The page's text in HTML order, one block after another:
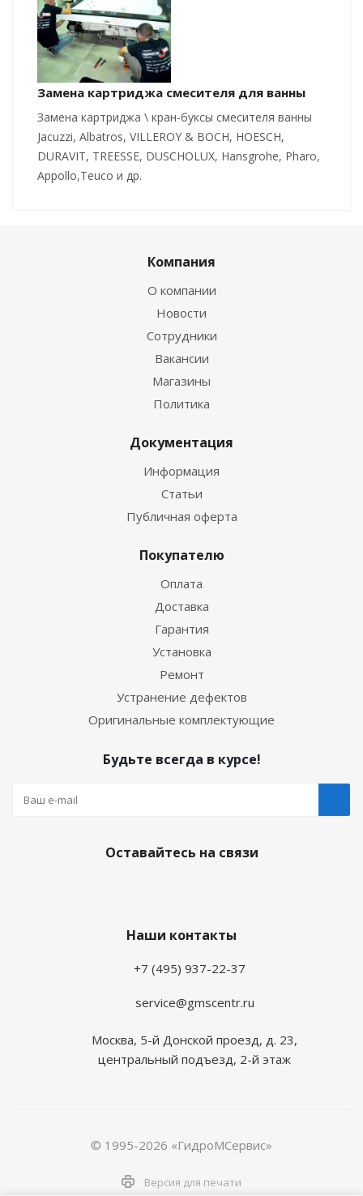
Замена картриджа смесителя для ванны
Замена картриджа \ кран-буксы смесителя ванны
Jacuzzi, Albatros, VILLEROY & BOCH, HOESCH,
DURAVIT, TREESSE, DUSCHOLUX, Hansgrohe, Pharo,
Appollo,Teuco и др.
Компания
О компании
Новости
Сотрудники
Вакансии
Магазины
Политика
Документация
Информация
Статьи
Публичная оферта
Покупателю
Оплата
Доставка
Гарантия
Установка
Ремонт
Устранение дефектов
Оригинальные комплектующие
Будьте всегда в курсе!
Оставайтесь на связи
Наши контакты
+7 (495) 937-22-37
service@gmscentr.ru
Москва, 5-й Донской проезд, д. 23,
центральный подъезд, 2-й этаж
© 1995-2026 «ГидроМСервис»
Версия для печати